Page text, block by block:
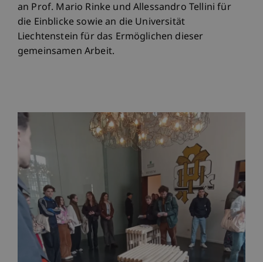
an Prof. Mario Rinke und Allessandro Tellini für
die Einblicke sowie an die Universität
Liechtenstein für das Ermöglichen dieser
gemeinsamen Arbeit.